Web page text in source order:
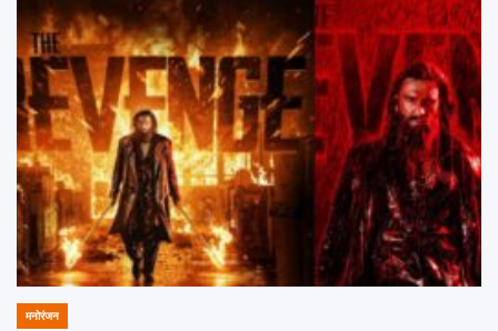
POSTED
मनोरंजन